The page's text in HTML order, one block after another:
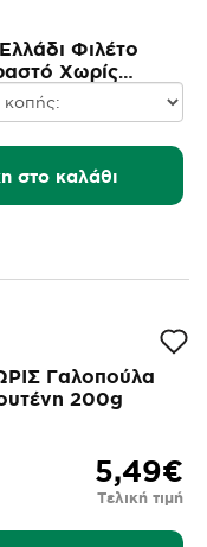
Φιλέτο
Χωρίς
10 φέτες
στο καλάθι
Γαλοπούλα
200g
5,49€
Τελική τιμή